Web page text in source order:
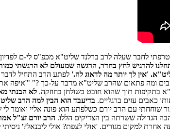
לחבר שעלה לרב ברלנד שליט"א מכפ"ס לי-ם
להרגיש לחץ בחדר, הרגשה שמעולם לא הרגשתי
'אין לך יותר מה לדאוג לה.' לפתע הרב התחיל לדבר
ומה פתאום שהרב שליט"א מדבר על-כך ?" "'איפה
בתקיפות תוך שהוא חובט בשולחן בחוזקה. לא הבנתי
כאבים עזים ברגליים. בדיעבד הוא הבין למה הרב
שוחחתי עם הרב יורם כשלפתע הוא פונה אליי ואומר
הגדולה ששרתה בין הצדיקים הללו. הרב יורם זצ"ל
למקום מגורים. 'אולי לצפת? אולי ליבנאל?'